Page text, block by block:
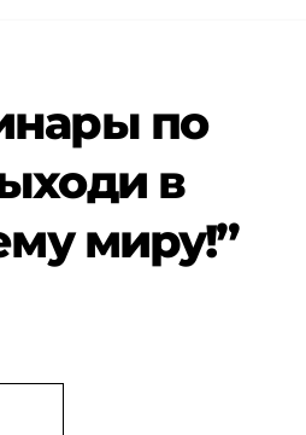
по
в
миру!”